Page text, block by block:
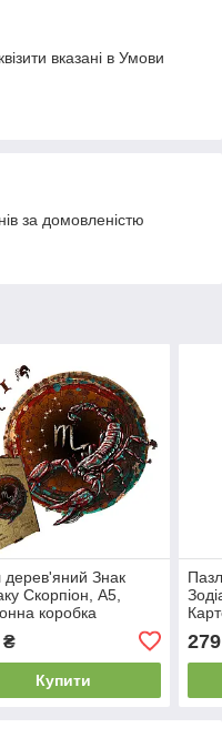
вказані в Умови
за домовленістю
дерев'яний Знак
Скорпіон, А5,
коробка
Купити
279